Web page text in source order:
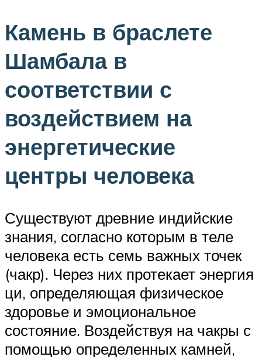
Камень в браслете
Шамбала в
соответствии с
воздействием на
энергетические
центры человека
Существуют древние индийские
знания, согласно которым в теле
человека есть семь важных точек
(чакр). Через них протекает энергия
ци, определяющая физическое
здоровье и эмоциональное
состояние. Воздействуя на чакры с
помощью определенных камней,